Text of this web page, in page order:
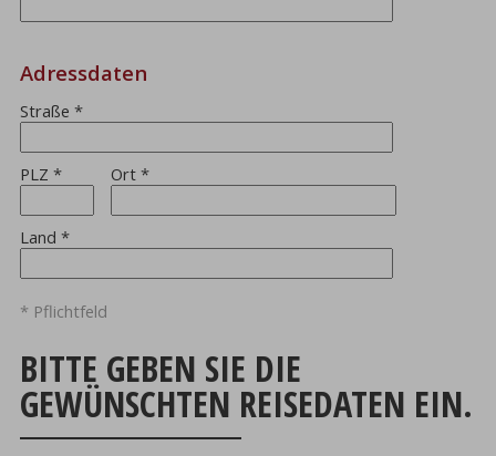
Adressdaten
Straße*
PLZ* Ort *
Land*
* Pflichtfeld
BITTE GEBEN SIE DIE
GEWÜNSCHTEN REISEDATEN EIN.